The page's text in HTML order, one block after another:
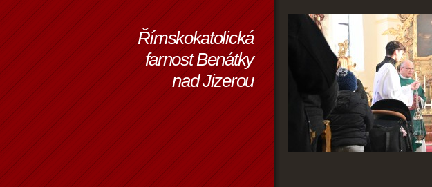
Římskokatolická
farnost Benátky
nad Jizerou